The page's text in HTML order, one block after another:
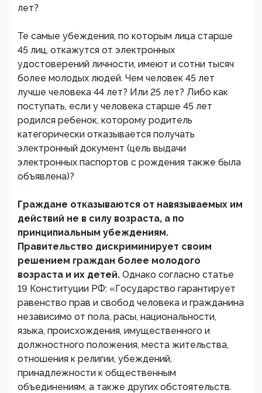
лет?
Те самые убеждения, по которым лица старше
45 лиц, откажутся от электронных
удостоверений личности, имеют и сотни тысяч
более молодых людей. Чем человек 45 лет
лучше человека 44 лет? Или 25 лет? Либо как
поступать, если у человека старше 45 лет
родился ребенок, которому родитель
категорически отказывается получать
электронный документ (цель выдачи
электронных паспортов с рождения также была
объявлена)?
Граждане отказываются от навязываемых им
действий не в силу возраста, а по
принципиальным убеждениям.
Правительство дискриминирует своим
решением граждан более молодого
возраста и их детей. Однако согласно статье
19 Конституции РФ: «Государство гарантирует
равенство прав и свобод человека и гражданина
независимо от пола, расы, национальности,
языка, происхождения, имущественного и
должностного положения, места жительства,
отношения к религии, убеждений,
принадлежности к общественным
объединениям, а также других обстоятельств.